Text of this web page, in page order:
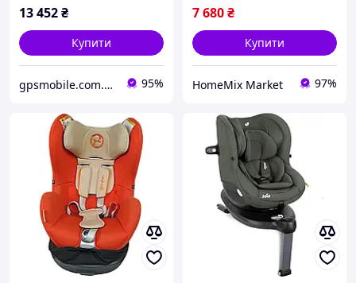
13 452₴
Купити
gpsmobile.com.ua 95%
7 680₴
Купити
HomeMix Market 97%